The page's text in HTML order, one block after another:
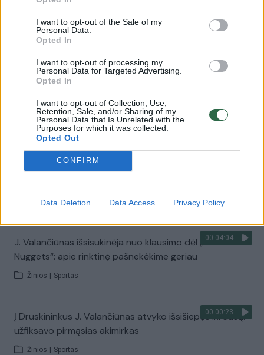
I want to opt-out of the Sale of my
Personal Data.
Opted In
I want to opt-out of processing my
Personal Data for Targeted Advertising.
Opted In
I want to opt-out of Collection, Use,
Retention, Sale, and/or Sharing of my
Personal Data that Is Unrelated with the
Purposes for which it was collected.
Opted Out
CONFIRM
Data Deletion Data Access Privacy Policy
prašyti daugiau“
Žinios | Sportas
00:03:33
J. Valančiūno įspūdžiai po pirmųjų rungtynių: jaudulys,
netaiklūs tritaškiai ir kas išties svarbiausia
Žinios | Sportas
00:00:28
Lietuvos rinktinei nurodė palikti aikštę – pasakė į
treniruotę ateiti vėliau: į tai sureagavo ir J. Valančiūnas
Specialiai Lrytas, Tamperė (Suomija)
Žinios | Sportas
00:04:04
J. Valančiūnas išsisukinėja nuo klausimo dėl „Denver
Nuggets“: apie rinktinę pašnekėkime geriau
Žinios Sportas
00:00:23
Į Druskininkus J. Valančiūnas atvyko išsišiepęs iki ausų:
užfiksavo pirmąsias akimirkas
Žinios Sportas